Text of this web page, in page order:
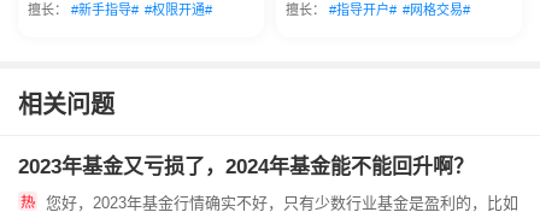
擅长： #新手指导# #权限开通# 擅长： #指导开户# #网格交易#
相关问题
2023年基金又亏损了，2024年基金能不能回升啊？